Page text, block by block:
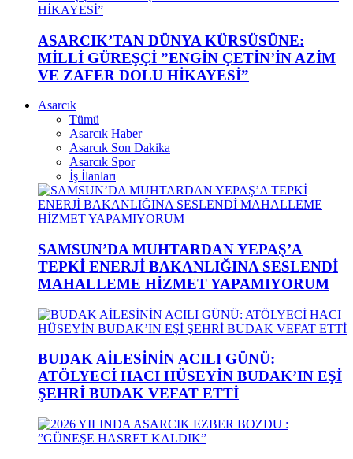
ASARCIK’TAN DÜNYA KÜRSÜSÜNE:
MİLLİ GÜREŞÇİ ”ENGİN ÇETİN’İN AZİM
VE ZAFER DOLU HİKAYESİ”
Asarcık
Tümü
Asarcık Haber
Asarcık Son Dakika
Asarcık Spor
İş İlanları
SAMSUN’DA MUHTARDAN YEPAŞ’A
TEPKİ ENERJİ BAKANLIĞINA SESLENDİ
MAHALLEME HİZMET YAPAMIYORUM
BUDAK AİLESİNİN ACILI GÜNÜ:
ATÖLYECİ HACI HÜSEYİN BUDAK’IN EŞİ
ŞEHRİ BUDAK VEFAT ETTİ